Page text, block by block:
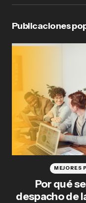
Publicaciones
Por qué
despacho de
MEJORES